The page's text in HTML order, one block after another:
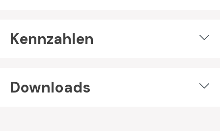
Kennzahlen
Downloads